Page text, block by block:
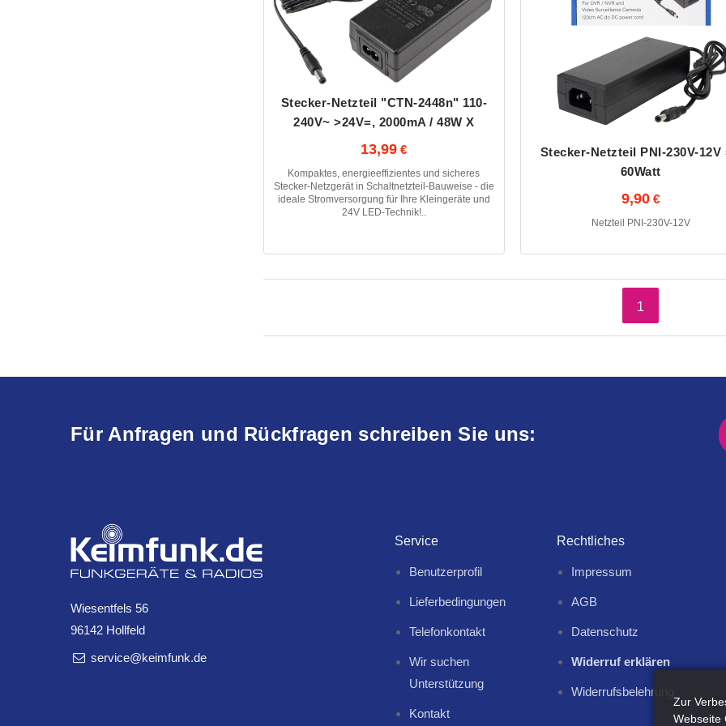
Stecker-Netzteil "CTN-2448n" 110-
240V~ >24V=, 2000mA / 48W X
13,99
Kompaktes, energieeffizientes und sicheres
Stecker-Netzgerät in Schaltnetzteil-Bauweise - die
ideale Stromversorgung für Ihre Kleingeräte und
24V LED-Technik!..
Stecker-Netzteil PNI-230V-12V
60Watt
9,90
Netzteil PNI-230V-12V
1
Für Anfragen und Rückfragen schreiben Sie uns:
Wiesentfels 56
96142 Hollfeld
service@keimfunk.de
Service
Benutzerprofil
Lieferbedingungen
Telefonkontakt
Wir suchen
Unterstützung
Kontakt
Rechtliches
Impressum
AGB
Datenschutz
Widerruf erklären
Widerrufsbelehrung
Zur
Webseite